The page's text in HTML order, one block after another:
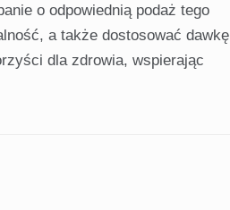
o odpowiednią podaż tego
a także dostosować dawkę
dla zdrowia, wspierając